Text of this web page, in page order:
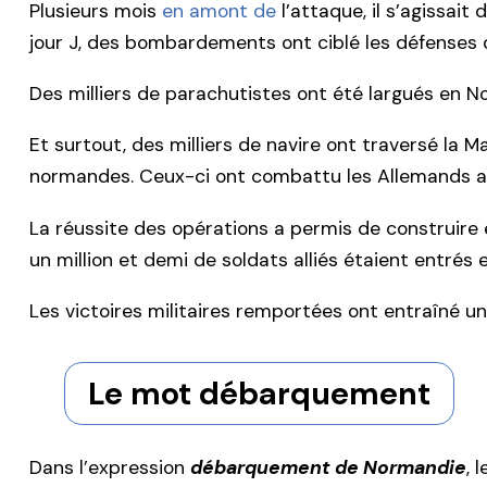
Plusieurs mois en amont de l’attaque, il
jour J, des bombardements ont ciblé les
Des milliers de parachutistes ont été largués en
Et surtout, des milliers de navire ont traversé la
normandes. Ceux-ci ont combattu les Allemands
La réussite des opérations a permis de
un million et demi de soldats alliés étaient entrés
Les victoires militaires remportées ont entraîné
Le mot débarquement
Dans l’expression débarquement de Normandie,